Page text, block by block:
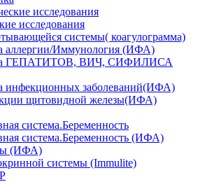
исследования
исследования
системы( коагулограмма)
аллергии/Иммунология (ИФА)
ГЕПАТИТОВ, ВИЧ, СИФИЛИСА
инфекционных заболеваний(ИФА)
щитовидной железы(ИФА)
система.Беременность
система.Беременность (ИФА)
(ИФА)
системы (Immulite)